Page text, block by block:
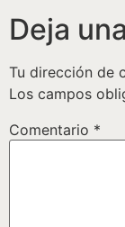
Deja
Tu dirección de
Los campos
Comentario *